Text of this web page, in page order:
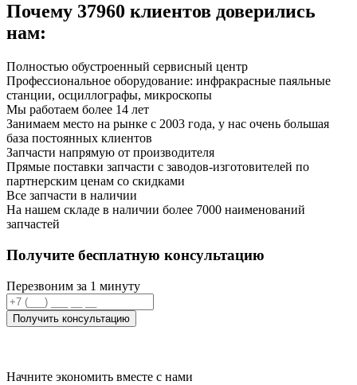
Почему 37960 клиентов доверились
нам:
Полностью обустроенный сервисный центр
Профессиональное оборудование: инфракрасные паяльные
станции, осциллографы, микроскопы
Мы работаем более 14 лет
Занимаем место на рынке с 2003 года, у нас очень большая
база постоянных клиентов
Запчасти напрямую от производителя
Прямые поставки запчасти с заводов-изготовителей по
партнерским ценам со скидками
Все запчасти в наличии
На нашем складе в наличии более 7000 наименований
запчастей
Получите бесплатную консультацию
Перезвоним за 1 минуту
Получить консультацию
Начните экономить вместе с нами